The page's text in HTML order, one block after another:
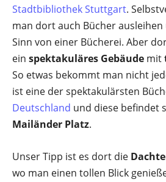
Stadtbibliothek Stuttgart.
man dort auch Bücher
Sinn von einer Bücherei. Aber
ein spektakuläres Gebäude mit
So etwas bekommt man nicht
ist eine der spektakulärsten
Deutschland und diese befindet
Mailänder Platz.
Unser Tipp ist es dort die
wo man einen tollen Blick